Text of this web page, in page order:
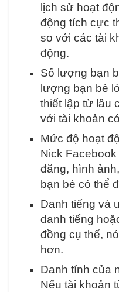
lịch sử hoạt
động tích cực
so với các tài
động.
Số lượng bạn
lượng bạn bè
thiết lập từ lâu
với tài khoản
Mức độ hoạt
Nick
đăng, hình
bạn bè có thể
Danh tiếng và
danh tiếng
đồng cụ thể,
hơn.
Danh tính của
Nếu tài khoản